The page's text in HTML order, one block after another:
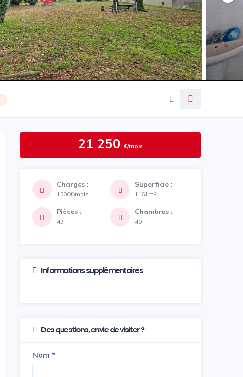
21 250 €/mois
Charges :
1500€/mois
Superficie :
1161m²
Pièces :
49
Chambres :
40
Informations supplémentaires
Des questions, envie de visiter ?
Nom *